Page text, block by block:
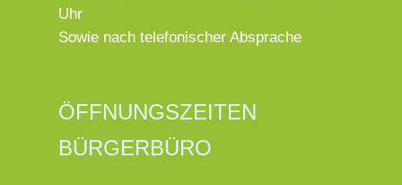
Uhr
Sowie nach telefonischer Absprache
ÖFFNUNGSZEITEN
BÜRGERBÜRO